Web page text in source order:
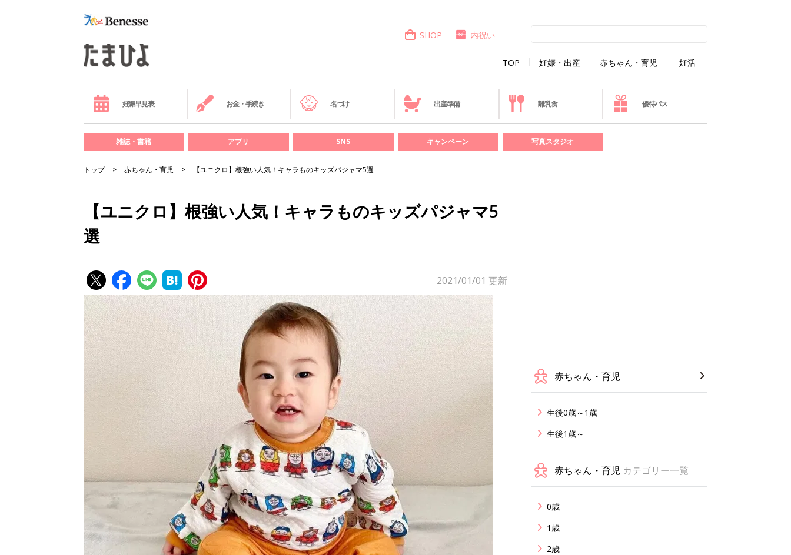
TOP 妊娠・出産 赤ちゃん・育児 妊活
SHOP 内祝い
妊娠早見表 お金・手続き 名づけ 出産準備 離乳食 優待パス
雑誌・書籍 アプリ SNS キャンペーン 写真スタジオ
トップ 赤ちゃん・育児 【ユニクロ】根強い人気！キャラものキッズパジャマ5選
【ユニクロ】根強い人気！キャラものキッズパジャマ5
選
2021/01/01 更新
赤ちゃん・育児
生後0歳～1歳
生後1歳～
赤ちゃん・育児 カテゴリー一覧
0歳
1歳
2歳